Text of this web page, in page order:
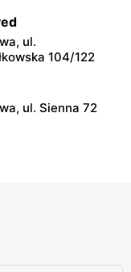
Kujawski, ul.
2 B
ul.
104/122
ul. Sienna 72